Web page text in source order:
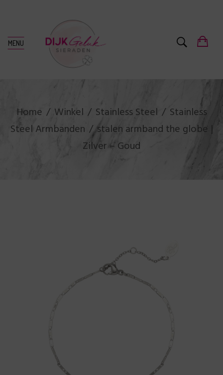
MENU
Home Winkel Stainless Steel
Stainless
Steel Armbanden
stalen armband the globe |
Zilver – Goud